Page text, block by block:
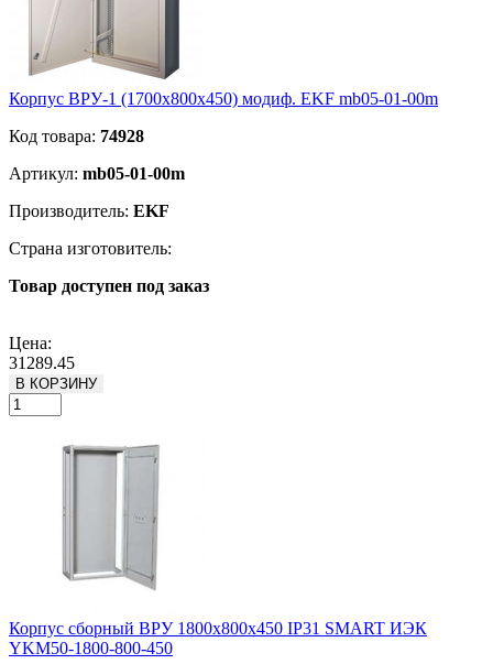
Корпус ВРУ-1 (1700х800х450) модиф. EKF mb05-01-00m
Код товара: 74928
Артикул: mb05-01-00m
Производитель: EKF
Страна изготовитель:
Товар доступен под заказ
Цена:
31289.45
В КОРЗИНУ
Корпус сборный ВРУ 1800х800х450 IP31 SMART ИЭК
YKM50-1800-800-450